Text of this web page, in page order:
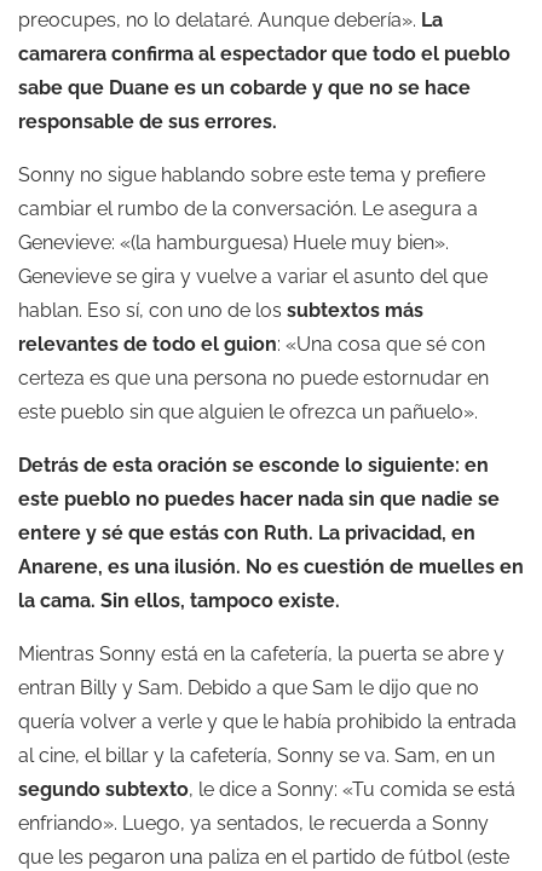
preocupes, no lo delataré. Aunque debería». La
camarera confirma al espectador que todo el pueblo
sabe que Duane es un cobarde y que no se hace
responsable de sus errores.
Sonny no sigue hablando sobre este tema y prefiere
cambiar el rumbo de la conversación. Le asegura a
Genevieve: «(la hamburguesa) Huele muy bien».
Genevieve se gira y vuelve a variar el asunto del que
hablan. Eso sí, con uno de los subtextos más
relevantes de todo el guion: «Una cosa que sé con
certeza es que una persona no puede estornudar en
este pueblo sin que alguien le ofrezca un pañuelo».
Detrás de esta oración se esconde lo siguiente: en
este pueblo no puedes hacer nada sin que nadie se
entere y sé que estás con Ruth. La privacidad, en
Anarene, es una ilusión. No es cuestión de muelles en
la cama. Sin ellos, tampoco existe.
Mientras Sonny está en la cafetería, la puerta se abre y
entran Billy y Sam. Debido a que Sam le dijo que no
quería volver a verle y que le había prohibido la entrada
al cine, el billar y la cafetería, Sonny se va. Sam, en un
segundo subtexto, le dice a Sonny: «Tu comida se está
enfriando». Luego, ya sentados, le recuerda a Sonny
que les pegaron una paliza en el partido de fútbol (este